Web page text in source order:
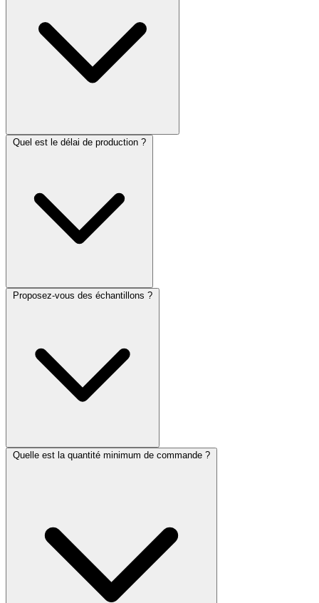
Quel est le délai de production ?
Proposez-vous des échantillons ?
Quelle est la quantité minimum de commande ?